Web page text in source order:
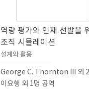
역량 평가와 인재 선발을
조직 시뮬레이션
설계와 활용
George C. Thornton III 외
이요행 외 1명 공역